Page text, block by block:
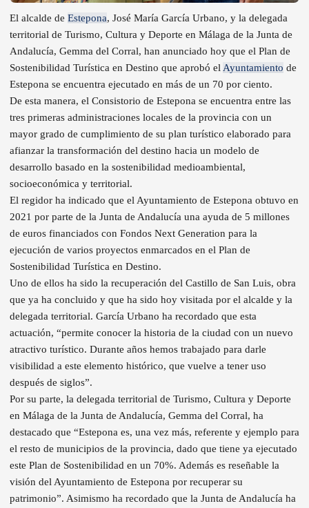
El alcalde de Estepona, José María García Urbano, y la delegada
territorial de Turismo, Cultura y Deporte en Málaga de la Junta de
Andalucía, Gemma del Corral, han anunciado hoy que el Plan de
Sostenibilidad Turística en Destino que aprobó el Ayuntamiento de
Estepona se encuentra ejecutado en más de un 70 por ciento.
De esta manera, el Consistorio de Estepona se encuentra entre las
tres primeras administraciones locales de la provincia con un
mayor grado de cumplimiento de su plan turístico elaborado para
afianzar la transformación del destino hacia un modelo de
desarrollo basado en la sostenibilidad medioambiental,
socioeconómica y territorial.
El regidor ha indicado que el Ayuntamiento de Estepona obtuvo en
2021 por parte de la Junta de Andalucía una ayuda de 5 millones
de euros financiados con Fondos Next Generation para la
ejecución de varios proyectos enmarcados en el Plan de
Sostenibilidad Turística en Destino.
Uno de ellos ha sido la recuperación del Castillo de San Luis, obra
que ya ha concluido y que ha sido hoy visitada por el alcalde y la
delegada territorial. García Urbano ha recordado que esta
actuación, “permite conocer la historia de la ciudad con un nuevo
atractivo turístico. Durante años hemos trabajado para darle
visibilidad a este elemento histórico, que vuelve a tener uso
después de siglos”.
Por su parte, la delegada territorial de Turismo, Cultura y Deporte
en Málaga de la Junta de Andalucía, Gemma del Corral, ha
destacado que “Estepona es, una vez más, referente y ejemplo para
el resto de municipios de la provincia, dado que tiene ya ejecutado
este Plan de Sostenibilidad en un 70%. Además es reseñable la
visión del Ayuntamiento de Estepona por recuperar su
patrimonio”. Asimismo ha recordado que la Junta de Andalucía ha